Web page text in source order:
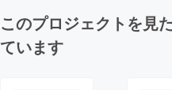
このプロジェクトを見
ています